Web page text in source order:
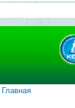
Главная